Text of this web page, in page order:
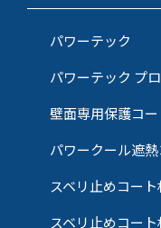
パワーテック
パワーテック プロ
壁面専用保護コー
パワークール遮
スベリ止めコート
スベリ止めコー